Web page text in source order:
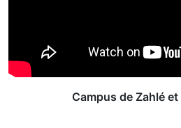
Campus de Zahlé et